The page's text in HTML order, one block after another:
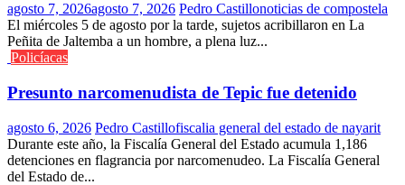
agosto 7, 2026agosto 7, 2026 Pedro Castillonoticias de compostela
El miércoles 5 de agosto por la tarde, sujetos acribillaron en La
Peñita de Jaltemba a un hombre, a plena luz...
Policíacas
Presunto narcomenudista de Tepic fue detenido
agosto 6, 2026 Pedro Castillofiscalia general del estado de nayarit
Durante este año, la Fiscalía General del Estado acumula 1,186
detenciones en flagrancia por narcomenudeo. La Fiscalía General
del Estado de...